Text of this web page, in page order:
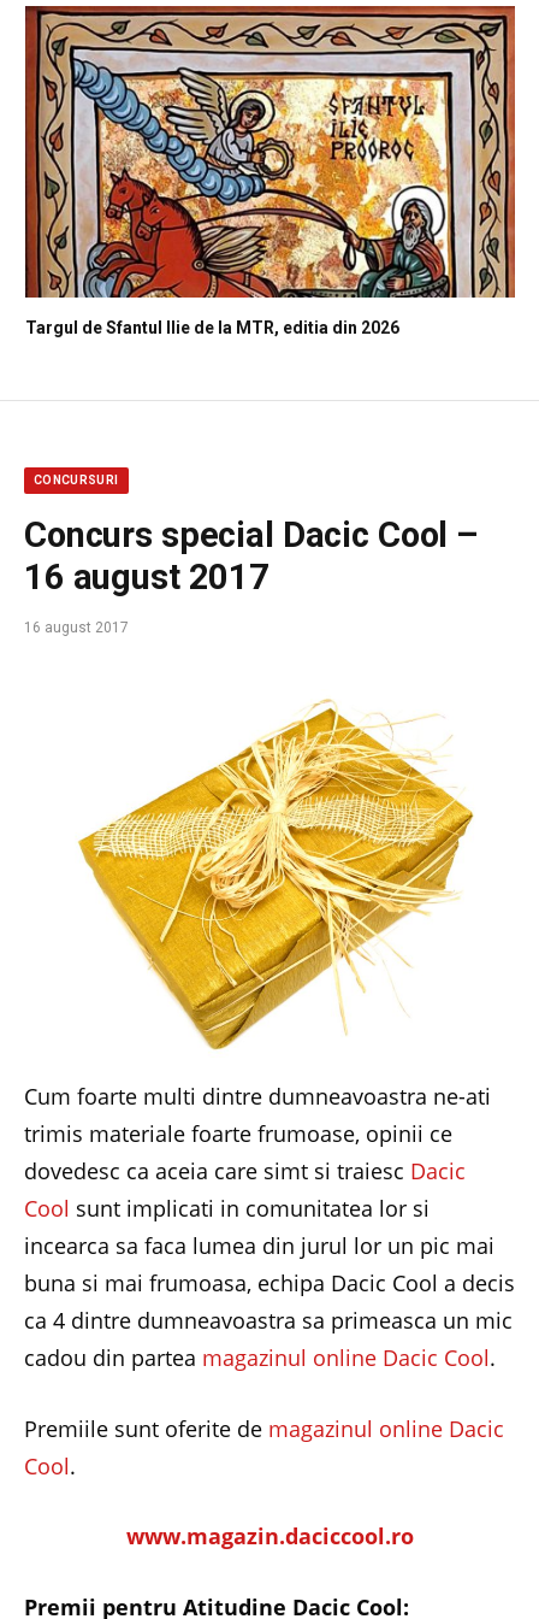
Targul de Sfantul Ilie de la MTR, editia din 2026
CONCURSURI
Concurs special Dacic Cool –
16 august 2017
16 august 2017
Cum foarte multi dintre dumneavoastra ne-ati
trimis materiale foarte frumoase, opinii ce
dovedesc ca aceia care simt si traiesc Dacic
Cool sunt implicati in comunitatea lor si
incearca sa faca lumea din jurul lor un pic mai
buna si mai frumoasa, echipa Dacic Cool a decis
ca 4 dintre dumneavoastra sa primeasca un mic
cadou din partea magazinul online Dacic Cool.
Premiile sunt oferite de magazinul online Dacic
Cool.
www.magazin.daciccool.ro
Premii pentru Atitudine Dacic Cool: